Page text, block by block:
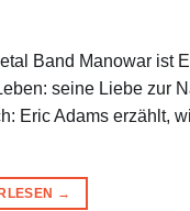
Band Manowar ist
seine Liebe zur
Eric Adams erzählt,
→